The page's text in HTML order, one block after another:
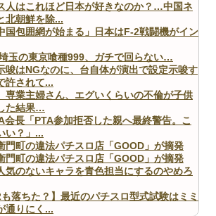
人はこれほど日本が好きなのか？…中国ネ
北朝鮮を除...
国包囲網が始まる」日本はF-2戦闘機がイン
埼玉の東京喰種999、ガチで回らない…
唆はNGなのに、台自体が演出で設定示唆す
許されて...
専業主婦さん、エグいくらいの不倫が子供
た結果…
会長「PTA参加拒否した親へ最終警告。こ
い？」...
門町の違法パチスロ店「GOOD」が摘発
門町の違法パチスロ店「GOOD」が摘発
気のないキャラを青色担当にするのやめろ
も落ちた？】最近のパチスロ型式試験はミミ
通りにく...